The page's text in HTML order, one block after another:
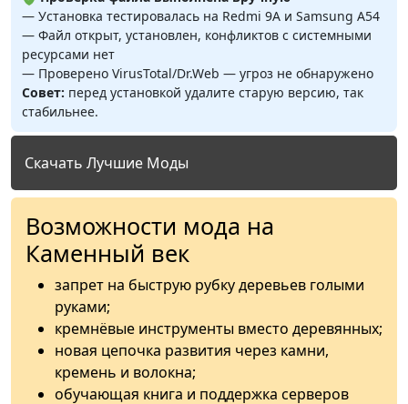
— Установка тестировалась на Redmi 9A и Samsung A54
— Файл открыт, установлен, конфликтов с системными
ресурсами нет
— Проверено VirusTotal/Dr.Web — угроз не обнаружено
Совет: перед установкой удалите старую версию, так
стабильнее.
Скачать Лучшие Моды
Возможности мода на
Каменный век
запрет на быструю рубку деревьев голыми
руками;
кремнёвые инструменты вместо деревянных;
новая цепочка развития через камни,
кремень и волокна;
обучающая книга и поддержка серверов